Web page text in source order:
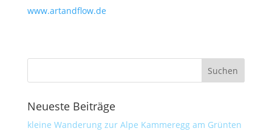
www.artandflow.de
Neueste Beiträge
kleine Wanderung zur Alpe Kammeregg am Grünten